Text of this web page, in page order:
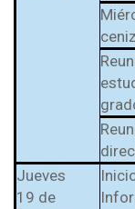
Jueves
19 de